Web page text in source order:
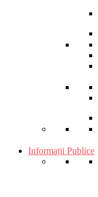
Informații Publice